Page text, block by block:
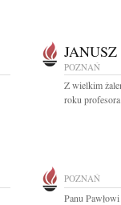
POZNAŃ
Z wielkim
roku
POZNAŃ
Panu